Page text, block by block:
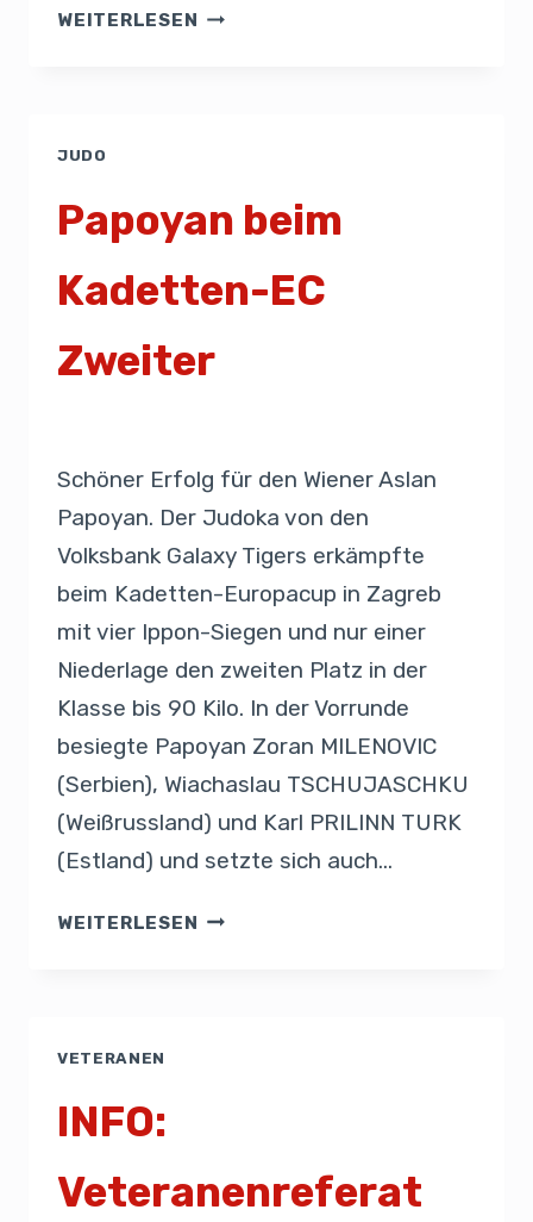
WEITERLESEN
JUDO
Papoyan beim
Kadetten-EC
Zweiter
Schöner Erfolg für den Wiener Aslan
Papoyan. Der Judoka von den
Volksbank Galaxy Tigers erkämpfte
beim Kadetten-Europacup in Zagreb
mit vier Ippon-Siegen und nur einer
Niederlage den zweiten Platz in der
Klasse bis 90 Kilo. In der Vorrunde
besiegte Papoyan Zoran MILENOVIC
(Serbien), Wiachaslau TSCHUJASCHKU
(Weißrussland) und Karl PRILINN TURK
(Estland) und setzte sich auch…
WEITERLESEN
VETERANEN
INFO:
Veteranenreferat